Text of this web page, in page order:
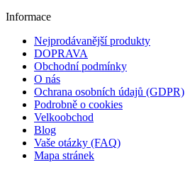
Informace
Nejprodávanější produkty
DOPRAVA
Obchodní podmínky
O nás
Ochrana osobních údajů (GDPR)
Podrobně o cookies
Velkoobchod
Blog
Vaše otázky (FAQ)
Mapa stránek